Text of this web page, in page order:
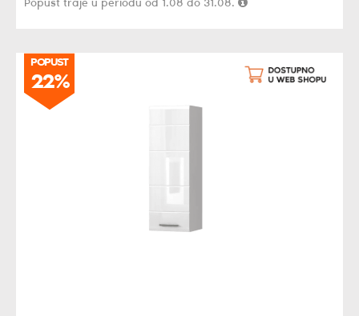
Popust traje u periodu od 1.08 do 31.08.
POPUST
22%